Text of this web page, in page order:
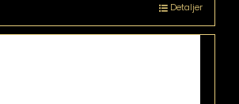
Detaljer